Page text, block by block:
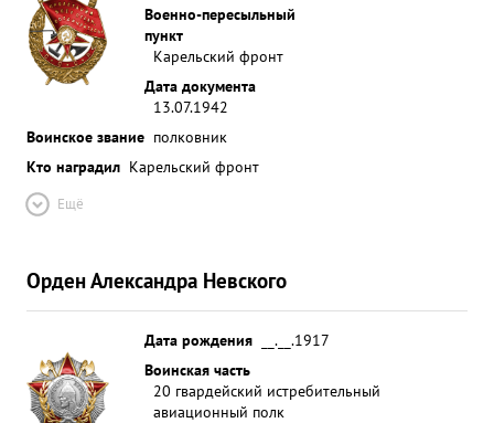
баражирования, этим самым не дал возможность
выйти бомбардировщикам противника на цель.
26, 4. 42 г. При баражировании над аэродромом
шурмаши в составе звена был сбит самолет
противника, типа "Ю-88" который с
отографировал аэродром и сбросил в бомбы
эффективность всех боевых вылетов эскадрильи
Громова подты рждена Командованием 14 Армии
молодого летного состава на новой мат. части
ЛЕВИНА. ...»
Военно-пересыльный
пункт
Карельский фронт
Дата документа
13.07.1942
Воинское звание полковник
Кто наградил Карельский фронт
Ещё
Орден Александра Невского
Дата рождения
__.__.1917
Воинская часть
20 гвардейский истребительный
авиационный полк